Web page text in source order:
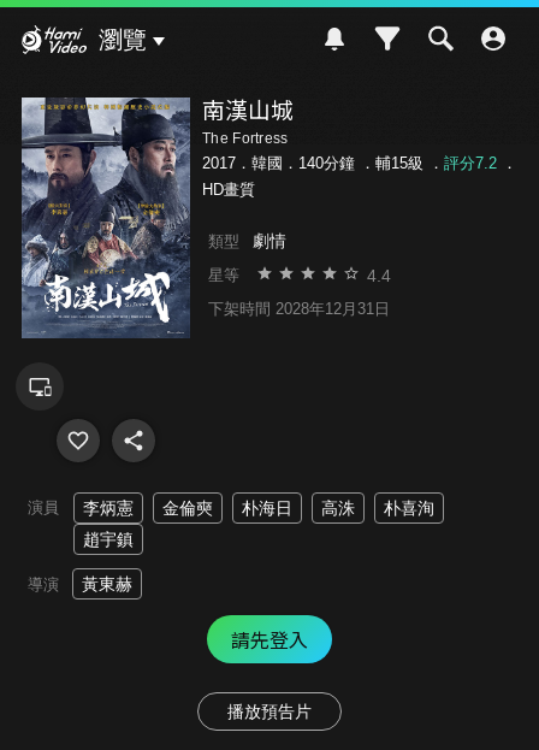
瀏覽
南漢山城
The Fortress
2017．韓國．140分鐘 ． 輔15級 ． 評分7.2．
HD畫質
類型 劇情
星等 4.4
下架時間 2028年12月31日
演員 李炳憲 金倫奭 朴海日 高洙
朴喜洵
趙宇鎮
導演 黃東赫
請先登入
播放預告片